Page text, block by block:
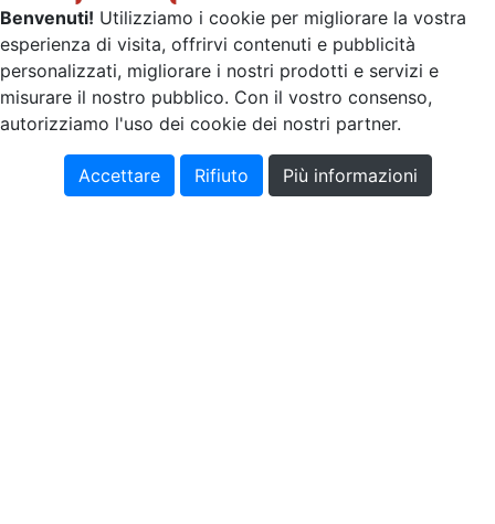
Benvenuti! Utilizziamo i cookie per migliorare la vostra
esperienza di visita, offrirvi contenuti e pubblicità
personalizzati, migliorare i nostri prodotti e servizi e
misurare il nostro pubblico. Con il vostro consenso,
autorizziamo l'uso dei cookie dei nostri partner.
Accettare Rifiuto Più informazioni